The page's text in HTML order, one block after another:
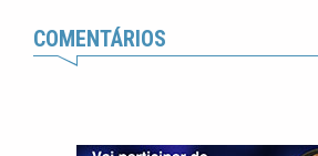
COMENTÁRIOS